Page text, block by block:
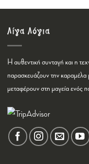
Λίγα Λόγια
Η αυθεντική συνταγή και η
παρασκευάζουν την καραμέλα
μεταφέρουν στη μαγεία ενός